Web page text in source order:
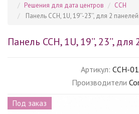
Решения для дата центров
CCH
Панель CCH, 1U, 19’’-23’’, для 2
Панель CCH, 1U, 19’’, 23’’,
Артикул: CCH-
Производители
Под заказ